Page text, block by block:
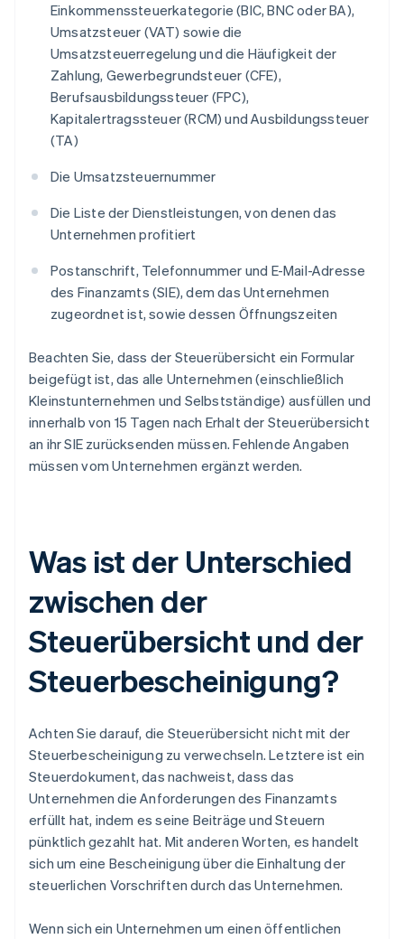
Einkommenssteuerkategorie (BIC, BNC oder BA),
Umsatzsteuer (VAT) sowie die
Umsatzsteuerregelung und die Häufigkeit der
Zahlung, Gewerbegrundsteuer (CFE),
Berufsausbildungssteuer (FPC),
Kapitalertragssteuer (RCM) und Ausbildungssteuer
(TA)
Die Umsatzsteuernummer
Die Liste der Dienstleistungen, von denen das
Unternehmen profitiert
Postanschrift, Telefonnummer und E-Mail-Adresse
des Finanzamts (SIE), dem das Unternehmen
zugeordnet ist, sowie dessen Öffnungszeiten
Beachten Sie, dass der Steuerübersicht ein Formular
beigefügt ist, das alle Unternehmen (einschließlich
Kleinstunternehmen und Selbstständige) ausfüllen und
innerhalb von 15 Tagen nach Erhalt der Steuerübersicht
an ihr SIE zurücksenden müssen. Fehlende Angaben
müssen vom Unternehmen ergänzt werden.
Was ist der Unterschied
zwischen der
Steuerübersicht und der
Steuerbescheinigung?
Achten Sie darauf, die Steuerübersicht nicht mit der
Steuerbescheinigung zu verwechseln. Letztere ist ein
Steuerdokument, das nachweist, dass das
Unternehmen die Anforderungen des Finanzamts
erfüllt hat, indem es seine Beiträge und Steuern
pünktlich gezahlt hat. Mit anderen Worten, es handelt
sich um eine Bescheinigung über die Einhaltung der
steuerlichen Vorschriften durch das Unternehmen.
Wenn sich ein Unternehmen um einen öffentlichen